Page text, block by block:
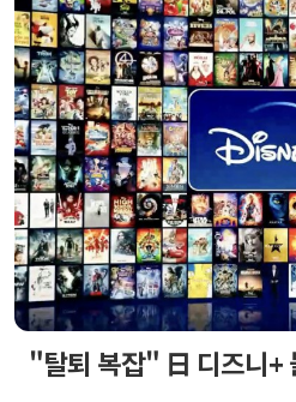
"탈퇴 복잡" 日 디즈니